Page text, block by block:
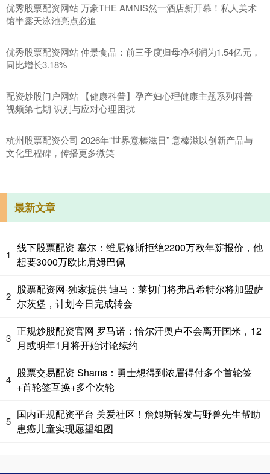
优秀股票配资网站 万豪THE AMNIS然一酒店新开幕！私人美术
馆半露天泳池亮点必追
优秀股票配资网站 仲景食品：前三季度归母净利润为1.54亿元，
同比增长3.18%
配资炒股门户网站 【健康科普】孕产妇心理健康主题系列科普
视频第七期 识别与应对心理困扰
杭州股票配资公司 2026年“世界意榛滋日” 意榛滋以创新产品与
文化里程碑，传播更多微笑
最新文章
1
线下股票配资 塞尔：维尼修斯拒绝2200万欧年薪报价，他
想要3000万欧比肩姆巴佩
2
股票配资网-独家提供 迪马：莱切门将弗吕希特尔将加盟萨
尔茨堡，计划今日完成转会
3
正规炒股配资官网 罗马诺：恰尔汗奥卢不会离开国米，12
月或明年1月将开始讨论续约
4
股票交易配资 Shams：勇士想得到浓眉得付多个首轮签
+首轮签互换+多个次轮
5
国内正规配资平台 关爱社区！詹姆斯转发与野兽先生帮助
患癌儿童实现愿望组图